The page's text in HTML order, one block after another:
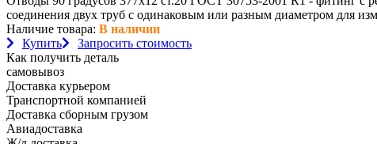
соединения двух труб с одинаковым или разным диаметром для
Наличие товара: В наличии
Купить
Запросить стоимость
Как получить деталь
самовывоз
Доставка курьером
Транспортной компанией
Доставка сборным грузом
Авиадоставка